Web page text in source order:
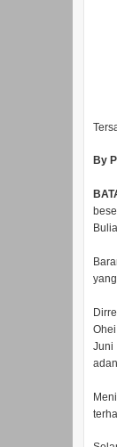
By
Juni